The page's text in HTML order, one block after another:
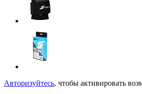
Авторизуйтесь, чтобы активировать